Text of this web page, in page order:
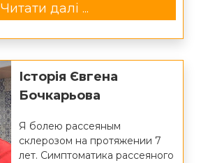
Читати далі ...
Історія Євгена
Бочкарьова
Я болею рассеяным
склерозом на протяжении 7
лет. Симптоматика рассеяного